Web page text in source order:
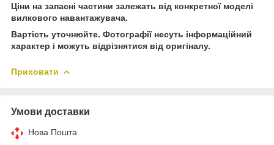
Ціни на запасні частини залежать від конкретної моделі
вилкового навантажувача.
Вартість уточнюйте. Фотографії несуть інформаційний
характер і можуть відрізнятися від оригіналу.
Приховати
Умови доставки
Нова Пошта